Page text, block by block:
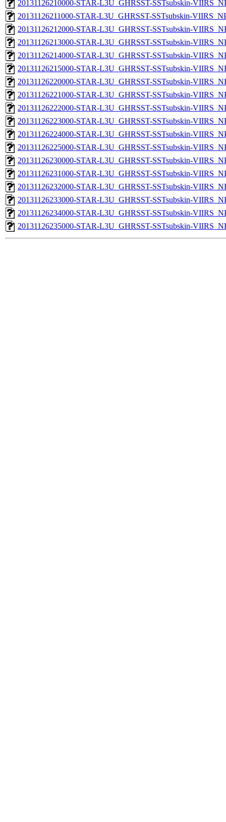
20131126210000-STAR-L3U_GHRSST-SSTsubskin-
20131126211000-STAR-L3U_GHRSST-SSTsubskin-
20131126212000-STAR-L3U_GHRSST-SSTsubskin-
20131126213000-STAR-L3U_GHRSST-SSTsubskin-
20131126214000-STAR-L3U_GHRSST-SSTsubskin-
20131126215000-STAR-L3U_GHRSST-SSTsubskin-
20131126220000-STAR-L3U_GHRSST-SSTsubskin-
20131126221000-STAR-L3U_GHRSST-SSTsubskin-
20131126222000-STAR-L3U_GHRSST-SSTsubskin-
20131126223000-STAR-L3U_GHRSST-SSTsubskin-
20131126224000-STAR-L3U_GHRSST-SSTsubskin-
20131126225000-STAR-L3U_GHRSST-SSTsubskin-
20131126230000-STAR-L3U_GHRSST-SSTsubskin-
20131126231000-STAR-L3U_GHRSST-SSTsubskin-
20131126232000-STAR-L3U_GHRSST-SSTsubskin-
20131126233000-STAR-L3U_GHRSST-SSTsubskin-
20131126234000-STAR-L3U_GHRSST-SSTsubskin-
20131126235000-STAR-L3U_GHRSST-SSTsubskin-